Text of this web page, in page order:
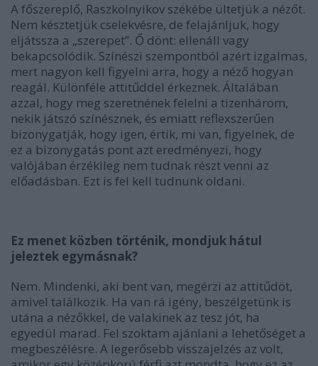
A főszereplő, Raszkolnyikov székébe ültetjük a nézőt.
Nem késztetjük cselekvésre, de felajánljuk, hogy
eljátssza a „szerepet”. Ő dönt: ellenáll vagy
bekapcsolódik. Színészi szempontból azért izgalmas,
mert nagyon kell figyelni arra, hogy a néző hogyan
reagál. Különféle attitűddel érkeznek. Általában
azzal, hogy meg szeretnének felelni a tizenhárom,
nekik játszó színésznek, és emiatt reflexszerűen
bizonygatják, hogy igen, értik, mi van, figyelnek, de
ez a bizonygatás pont azt eredményezi, hogy
valójában érzékileg nem tudnak részt venni az
előadásban. Ezt is fel kell tudnunk oldani.
Ez menet közben történik, mondjuk hátul
jeleztek egymásnak?
Nem. Mindenki, aki bent van, megérzi az attitűdöt,
amivel találkozik. Ha van rá igény, beszélgetünk is
utána a nézőkkel, de valakinek az tesz jót, ha
egyedül marad. Fel szoktam ajánlani a lehetőséget a
megbeszélésre. A legerősebb visszajelzés az volt,